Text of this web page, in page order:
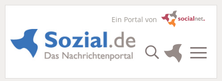
Ein Portal von